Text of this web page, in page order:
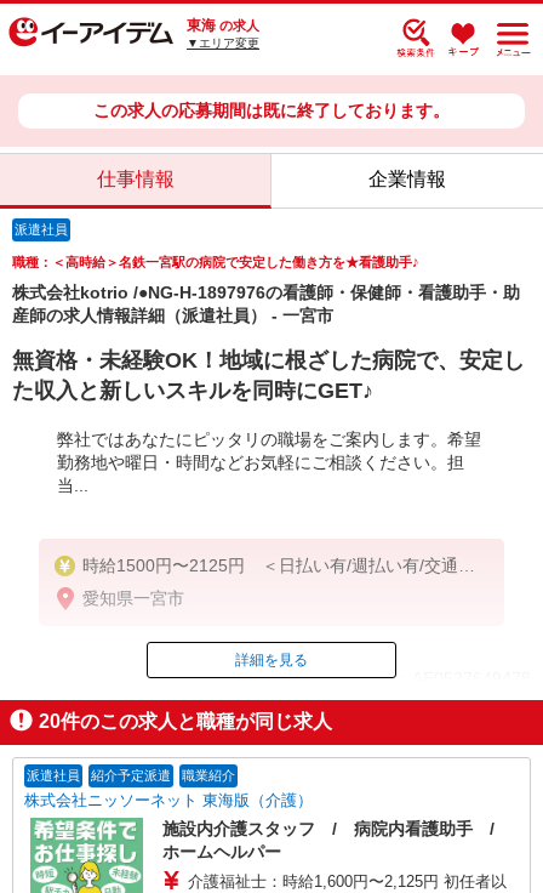
東海 の求人
▼エリア変更
この求人の応募期間は既に終了しております。
仕事情報 企業情報
派遣社員
職種：＜高時給＞名鉄一宮駅の病院で安定した働き方を★看護助手♪
株式会社kotrio /●NG-H-1897976の看護師・保健師・看護助手・助
産師の求人情報詳細（派遣社員） - 一宮市
無資格・未経験OK！地域に根ざした病院で、安定し
た収入と新しいスキルを同時にGET♪
弊社ではあなたにピッタリの職場をご案内します。希望
勤務地や曜日・時間などお気軽にご相談ください。担
当...
時給1500円〜2125円 ＜日払い有/週払い有/交通費
全支給(ガソリン代含む)＞
愛知県一宮市
ID：AE0527649478
掲載期間終了
詳細を見る
20件のこの求人と職種が同じ求人
派遣社員 紹介予定派遣 職業紹介
株式会社ニッソーネット 東海版（介護）
施設内介護スタッフ / 病院内看護助手 /
ホームヘルパー
介護福祉士：時給1,600円〜2,125円 初任者以